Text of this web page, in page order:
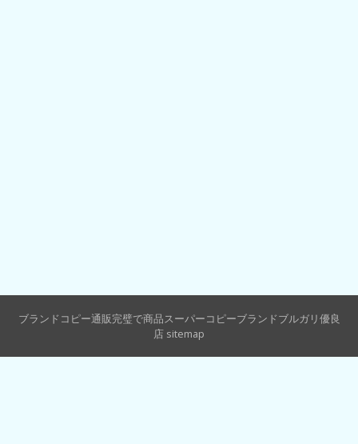
ブランドコピー通販完璧で商品スーパーコピーブランドブルガリ優良
店 sitemap